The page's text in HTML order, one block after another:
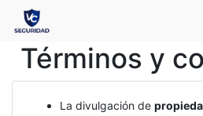
Términos y
La divulgación de